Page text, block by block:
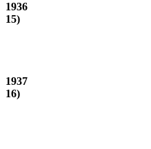
1936
15)
1937
16)